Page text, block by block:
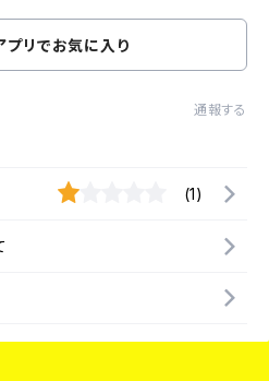
プリでお気に入り
通報する
(1)